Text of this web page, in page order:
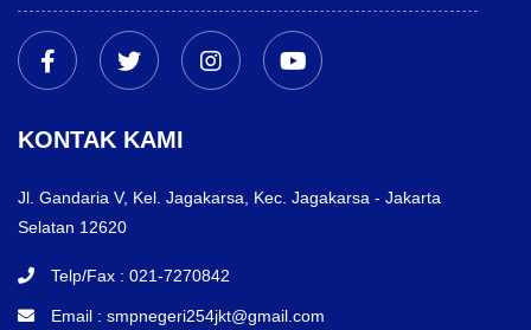
KONTAK KAMI
Jl. Gandaria V, Kel. Jagakarsa, Kec. Jagakarsa - Jakarta
Selatan 12620
Telp/Fax : 021-7270842
Email : smpnegeri254jkt@gmail.com